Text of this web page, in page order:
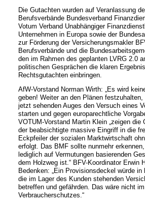
Die Gutachten wurden auf Veranlassung
Berufsverbände Bundesverband
Votum Verband Unabhängiger
Unternehmen in Europa sowie der
zur Förderung der Versicherungsmakler
Berufsverbände und die
den im Rahmen des geplanten LVRG 2.0
politischen Gesprächen die klaren
Rechtsgutachten einbringen.
AfW-Vorstand Norman Wirth: „Es wird
geben! Weiter an den Plänen
jetzt sehenden Auges den Versuch eines
starten und gegen europarechtliche
VOTUM-Vorstand Martin Klein „zeigen die
der beabsichtigte massive Eingriff in die
Eckpfeiler der sozialen Marktwirtschaft
erfolgt. Das BMF sollte nunmehr
lediglich auf Vermutungen basierenden
dem Holzweg ist.“ BFV-Koordinator Erwin
Bedenken: „Ein Provisionsdeckel würde in
die im Lager des Kunden stehenden
betreffen und gefährden. Das wäre nicht
Verbraucherschutzes.“